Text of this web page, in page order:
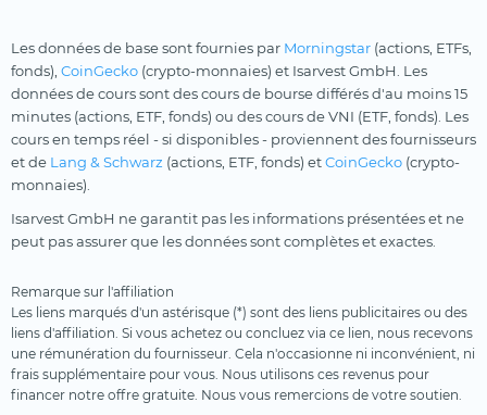
Les données de base sont fournies par Morningstar (actions, ETFs,
fonds), CoinGecko (crypto-monnaies) et Isarvest GmbH. Les
données de cours sont des cours de bourse différés d'au moins 15
minutes (actions, ETF, fonds) ou des cours de VNI (ETF, fonds). Les
cours en temps réel - si disponibles - proviennent des fournisseurs
et de Lang & Schwarz (actions, ETF, fonds) etCoinGecko (crypto-
monnaies).
Isarvest GmbH ne garantit pas les informations présentées et ne
peut pas assurer que les données sont complètes et exactes.
Remarque sur l'affiliation
Les liens marqués d'un astérisque (*) sont des liens publicitaires ou des
liens d'affiliation. Si vous achetez ou concluez via ce lien, nous recevons
une rémunération du fournisseur. Cela n'occasionne ni inconvénient, ni
frais supplémentaire pour vous. Nous utilisons ces revenus pour
financer notre offre gratuite. Nous vous remercions de votre soutien.